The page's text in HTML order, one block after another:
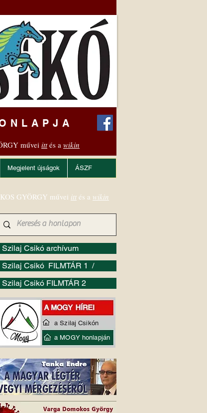
műveiittés a wikin
Megjelent újságok ÁSZF
Szilaj Csikó archívum
Szilaj Csikó FILMTÁR 1 /
Szilaj Csikó FILMTÁR 2
GYÖRGY művei itt és a wikin
a Szilaj Csikón
a MOGY honlapján